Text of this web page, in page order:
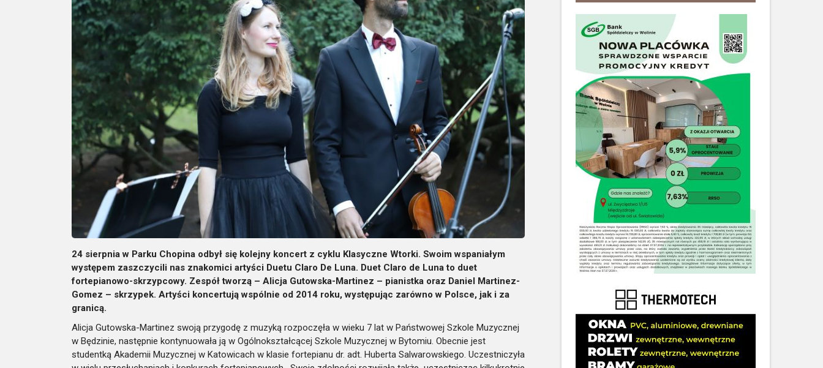
24 sierpnia w Parku Chopina odbył się kolejny koncert z cyklu Klasyczne Wtorki. Swoim wspaniałym
występem zaszczycili nas znakomici artyści Duetu Claro De Luna. Duet Claro de Luna to duet
fortepianowo-skrzypcowy. Zespół tworzą – Alicja Gutowska-Martinez – pianistka oraz Daniel Martinez-
Gomez – skrzypek. Artyści koncertują wspólnie od 2014 roku, występując zarówno w Polsce, jak i za
granicą.
Alicja Gutowska-Martinez swoją przygodę z muzyką rozpoczęła w wieku 7 lat w Państwowej Szkole Muzycznej
w Będzinie, następnie kontynuowała ją w Ogólnokształcącej Szkole Muzycznej w Bytomiu. Obecnie jest
studentką Akademii Muzycznej w Katowicach w klasie fortepianu dr. adt. Huberta Salwarowskiego. Uczestniczyła